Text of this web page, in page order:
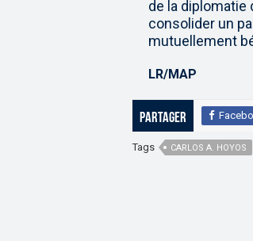
de la diplomatie
consolider un
mutuellement
LR/MAP
Partager
Tags CARLOS A. HOYOS